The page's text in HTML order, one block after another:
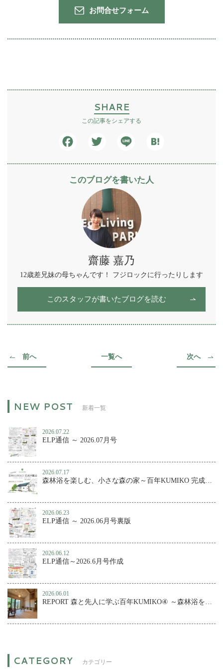
お問合せフォーム
SHARE
この記事をシェアする
このブログを書いた人
齋藤 嘉乃
12歳差兄妹の母ちゃんです！ フジロックに行ったりします
このスタッフが書いたブログを読む
前へ 一覧へ 次へ
新着一覧
2026.07.22
ELP通信 ～ 2026.07月号
2026.07.17
2026.06.23
ELP通信 ～ 2026.06月号裏版
2026.06.12
ELP通信～2026.6月号作成
2026.06.01
カテゴリー